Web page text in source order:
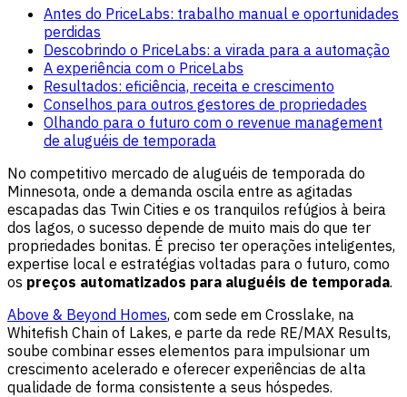
Antes do PriceLabs: trabalho manual e oportunidades
perdidas
Descobrindo o PriceLabs: a virada para a automação
A experiência com o PriceLabs
Resultados: eficiência, receita e crescimento
Conselhos para outros gestores de propriedades
Olhando para o futuro com o revenue management
de aluguéis de temporada
No competitivo mercado de aluguéis de temporada do
Minnesota, onde a demanda oscila entre as agitadas
escapadas das Twin Cities e os tranquilos refúgios à beira
dos lagos, o sucesso depende de muito mais do que ter
propriedades bonitas. É preciso ter operações inteligentes,
expertise local e estratégias voltadas para o futuro, como
os preços automatizados para aluguéis de temporada.
Above & Beyond Homes, com sede em Crosslake, na
Whitefish Chain of Lakes, e parte da rede RE/MAX Results,
soube combinar esses elementos para impulsionar um
crescimento acelerado e oferecer experiências de alta
qualidade de forma consistente a seus hóspedes.